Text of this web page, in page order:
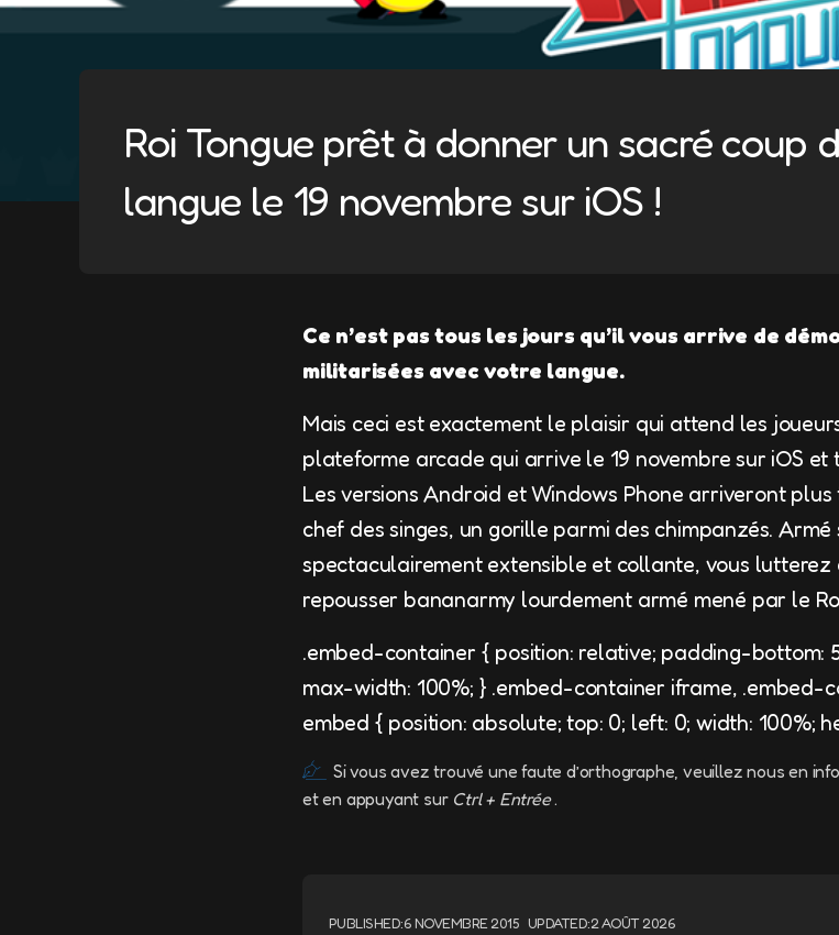
Roi Tongue prêt à donner un sacré coup
langue le 19 novembre sur iOS !
Ce n’est pas tous les jours qu’il vous arrive de
militarisées avec votre langue.
Mais ceci est exactement le plaisir qui attend les
plateforme arcade qui arrive le 19 novembre sur iOS et
Les versions Android et Windows Phone arriveront plus
chef des singes, un gorille parmi des chimpanzés.
spectaculairement extensible et collante, vous
repousser bananarmy lourdement armé mené par le
.embed-container { position: relative; padding-bottom:
max-width: 100%; } .embed-container iframe,
embed { position: absolute; top: 0; left: 0; width: 100%;
Si vous avez trouvé une faute d’orthographe, veuillez nous en
et en appuyant sur Ctrl + Entrée.
PUBLISHED:6 NOVEMBRE 2015 UPDATED:2 AOÛT 2026